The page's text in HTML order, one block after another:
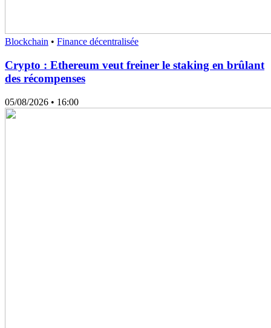
Blockchain • Finance décentralisée
Crypto : Ethereum veut freiner le staking en brûlant
des récompenses
05/08/2026 • 16:00